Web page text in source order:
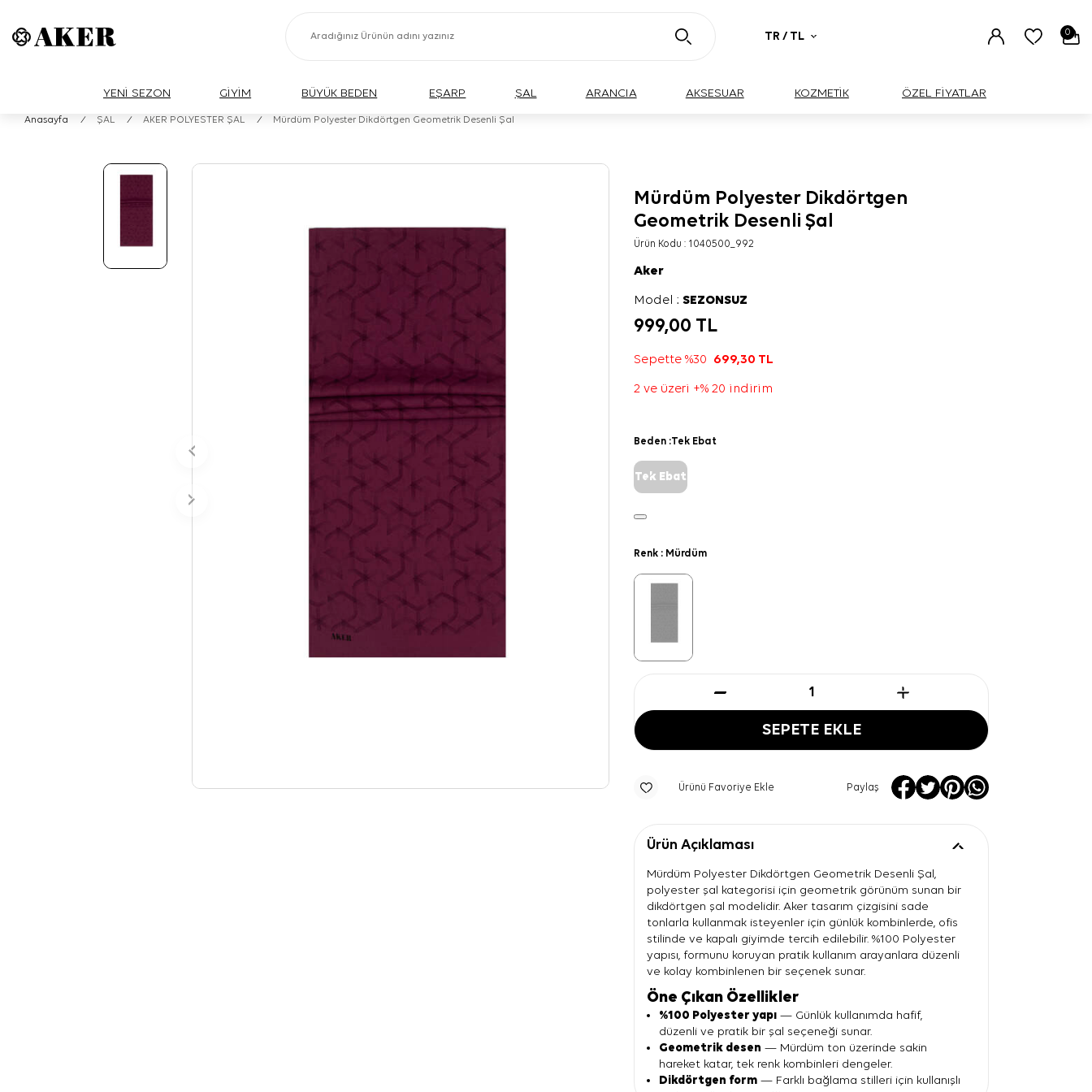
TR / TL 0
YENİ SEZON GİYİM BÜYÜK BEDEN EŞARP ŞAL ARANCIA AKSESUAR KOZMETİK ÖZEL FİYATLAR
Anasayfa / ŞAL / AKER POLYESTER ŞAL / Mürdüm Polyester Dikdörtgen Geometrik Desenli Şal
Mürdüm Polyester Dikdörtgen
Geometrik Desenli Şal
Ürün Kodu : 1040500_992
Aker
Model :SEZONSUZ
999,00 TL
Sepette %30 699,30 TL
2 ve üzeri +% 20 indirim
Beden :Tek Ebat
Tek Ebat
Renk : Mürdüm
SEPETE EKLE
Ürünü Favoriye Ekle Paylaş
Ürün Açıklaması
Mürdüm Polyester Dikdörtgen Geometrik Desenli Şal,
polyester şal kategorisi için geometrik görünüm sunan bir
dikdörtgen şal modelidir. Aker tasarım çizgisini sade
tonlarla kullanmak isteyenler için günlük kombinlerde, ofis
stilinde ve kapalı giyimde tercih edilebilir. %100 Polyester
yapısı, formunu koruyan pratik kullanım arayanlara düzenli
ve kolay kombinlenen bir seçenek sunar.
Öne Çıkan Özellikler
%100 Polyester yapı — Günlük kullanımda hafif,
düzenli ve pratik bir şal seçeneği sunar.
Geometrik desen — Mürdüm ton üzerinde sakin
hareket katar, tek renk kombinleri dengeler.
Dikdörtgen form — Farklı bağlama stilleri için kullanışlı